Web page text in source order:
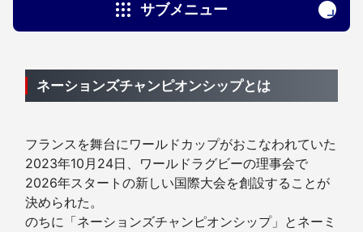
サブメニュー
ネーションズチャンピオンシップとは
フランスを舞台にワールドカップがおこなわれていた
2023年10月24日、ワールドラグビーの理事会で
2026年スタートの新しい国際大会を創設することが
決められた。
のちに「ネーションズチャンピオンシップ」とネーミ